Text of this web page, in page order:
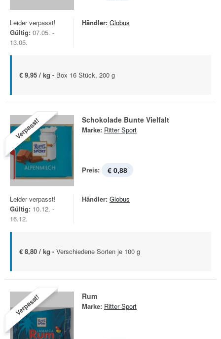
Leider verpasst!
Gültig: 07.05. -
13.05.
Händler: Globus
€ 9,95 / kg - Box 16 Stück, 200 g
Verpasst! Schokolade Bunte Vielfalt
Marke: Ritter Sport
Preis: € 0,88
Leider verpasst!
Gültig: 10.12. -
16.12.
Händler: Globus
€ 8,80 / kg - Verschiedene Sorten je 100 g
Verpasst! Rum
Marke: Ritter Sport